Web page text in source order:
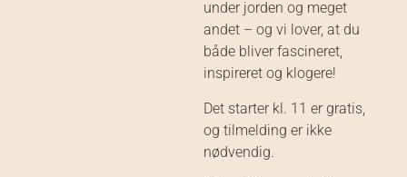
under jorden og meget
andet – og vi lover, at du
både bliver fascineret,
inspireret og klogere!
Det starter kl. 11 er gratis,
og tilmelding er ikke
nødvendig.